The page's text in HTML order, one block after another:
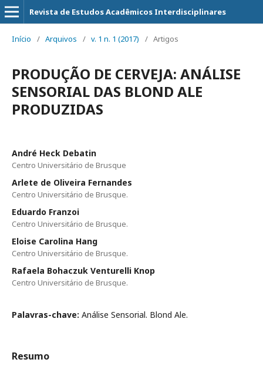
Revista de Estudos Acadêmicos Interdisciplinares
Início / Arquivos / v. 1 n. 1 (2017) / Artigos
PRODUÇÃO DE CERVEJA: ANÁLISE
SENSORIAL DAS BLOND ALE
PRODUZIDAS
André Heck Debatin
Centro Universitário de Brusque
Arlete de Oliveira Fernandes
Centro Universitário de Brusque.
Eduardo Franzoi
Centro Universitário de Brusque.
Eloise Carolina Hang
Centro Universitário de Brusque.
Rafaela Bohaczuk Venturelli Knop
Centro Universitário de Brusque.
Palavras-chave: Análise Sensorial. Blond Ale.
Resumo